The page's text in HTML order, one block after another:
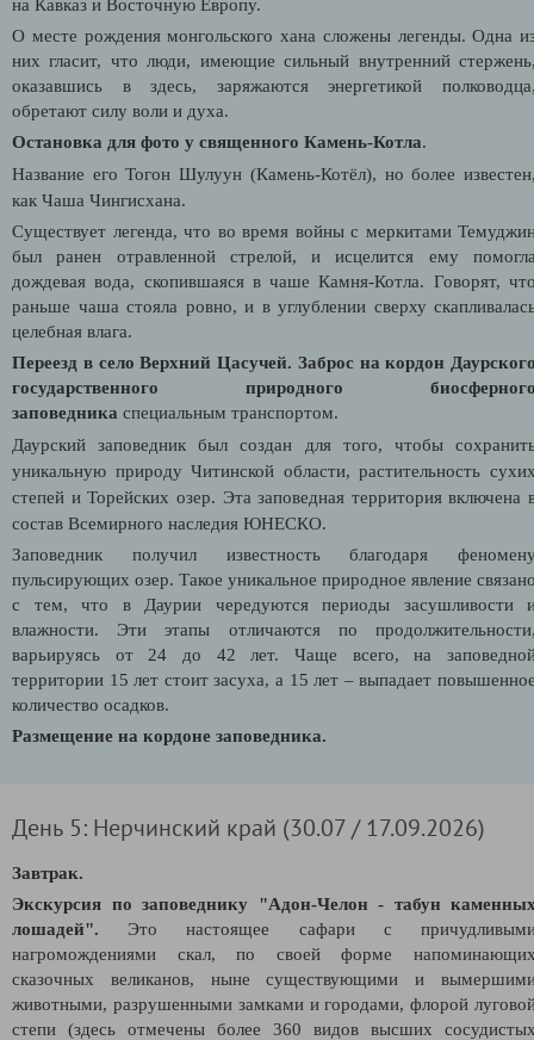
на Кавказ и Восточную Европу.
О месте рождения монгольского хана сложены легенды. Одна
них гласит, что люди, имеющие сильный внутренний
оказавшись в здесь, заряжаются энергетикой
обретают силу воли и духа.
Остановка для фото у священного Камень-Котла.
Название его Тогон Шулуун (Камень-Котёл), но более
как Чаша Чингисхана.
Существует легенда, что во время войны с меркитами
был ранен отравленной стрелой, и исцелится ему
дождевая вода, скопившаяся в чаше Камня-Котла. Говорят,
раньше чаша стояла ровно, и в углублении сверху
целебная влага.
Переезд в село Верхний Цасучей. Заброс на кордон
государственного природного
заповедника специальным транспортом.
Даурский заповедник был создан для того, чтобы
уникальную природу Читинской области, растительность
степей и Торейских озер. Эта заповедная территория включена
состав Всемирного наследия ЮНЕСКО.
Заповедник получил известность благодаря
пульсирующих озер. Такое уникальное природное явление
с тем, что в Даурии чередуются периоды засушливости
влажности. Эти этапы отличаются по
варьируясь от 24 до 42 лет. Чаще всего, на
территории 15 лет стоит засуха, а 15 лет – выпадает
количество осадков.
Размещение на кордоне заповедника.
День 5: Нерчинский край (30.07 / 17.09.2026)
Завтрак.
Экскурсия по заповеднику "Адон-Челон - табун
лошадей". Это настоящее сафарис
нагромождениями скал, по своей форме
сказочных великанов, ныне существующими и
животными, разрушенными замками и городами, флорой
степи (здесь отмечены более 360 видов высших